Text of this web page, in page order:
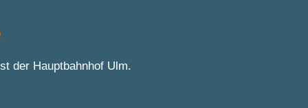
der Hauptbahnhof Ulm.